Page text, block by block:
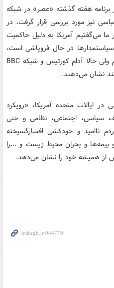
برنامه هفته گذشته «عصر» در شبکه
نیز مورد بررسی قرار گرفت. در
می‌گفتیم آمریکا به دلیل حاکمیت
سیاستمدارها در حال فروپاشی است،
به ما می‌گفتند که توهم توطئه داریم ولی حالا آدام کورتیس و شبکه BBC
نشان می‌دهند.
ایالات متحده آمریکا، «رویکرد
سیاسی، اجتماعی، نظامی و حتی
ناامید و خودکشی افسارگسیخته
و بحران محیط زیست و ...را
از همیشه خود را نشان می‌دهد.